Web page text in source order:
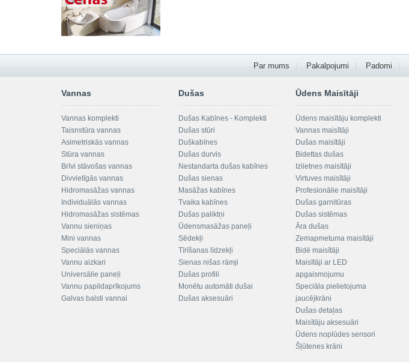
Par mums Pakalpojumi Padomi
Vannas
Vannas komplekti
Taisnstūra vannas
Asimetriskās vannas
Stūra vannas
Brīvi stāvošas vannas
Divvietīgās vannas
Hidromasāžas vannas
Individuālās vannas
Hidromasāžas sistēmas
Vannu sieniņas
Mini vannas
Speciālās vannas
Vannu aizkari
Universālie paneļi
Vannu papildaprīkojums
Galvas balsti vannai
Dušas
Dušas Kabīnes - Komplekti
Dušas stūri
Duškabīnes
Dušas durvis
Nestandarta dušas kabīnes
Dušas sienas
Masāžas kabīnes
Tvaika kabīnes
Dušas paliktņi
Ūdensmasāžas paneļi
Sēdekļi
Tīrīšanas līdzekļi
Sienas nišas rāmji
Dušas profili
Monētu automāti dušai
Dušas aksesuāri
Ūdens Maisītāji
Ūdens maisītāju komplekti
Vannas maisītāji
Dušas maisītāji
Bidettas dušas
Izlietnes maisītāji
Virtuves maisītāji
Profesionālie maisītāji
Dušas garnitūras
Dušas sistēmas
Āra dušas
Zemapmetuma maisītāji
Bidē maisītāji
Maisītāji ar LED
apgaismojumu
Speciāla pielietojuma
jaucējkrāni
Dušas detaļas
Maisītāju aksesuāri
Ūdens noplūdes sensori
Šļūtenes krāni